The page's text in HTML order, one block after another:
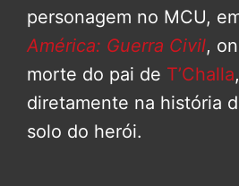
personagem no MCU,
América: Guerra Civil,
morte do pai de T’Challa
diretamente na história
solo do herói.